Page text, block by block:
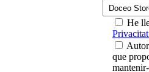
He
que